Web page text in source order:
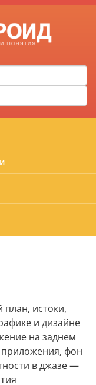
истоки,
и дизайне
на заднем
фон
в джазе —